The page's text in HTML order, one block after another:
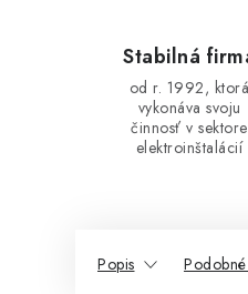
Stabilná
od r. 1992, ktorá
vykonáva svoju
činnosť v sektore
elektroinštalácií
Popis